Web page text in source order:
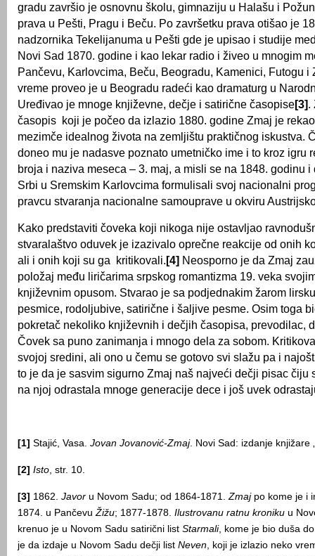
gradu završio je osnovnu školu, gimnaziju u Halašu i
prava u Pešti, Pragu i Beču. Po završetku prava otišao je
nadzornika Tekelijanuma u Pešti gde je upisao i studije
Novi Sad 1870. godine i kao lekar radio i živeo u mnogim
Pančevu, Karlovcima, Beču, Beogradu, Kamenici, Futogu i
vreme proveo je u Beogradu radeći kao dramaturg u
Uređivao je mnoge književne, dečje i satirične časopise[3].
časopis koji je počeo da izlazio 1880. godine Zmaj je
mezimče idealnog života na zemljištu praktičnog iskustva.
doneo mu je nadasve poznato umetničko ime i to kroz igru
broja i naziva meseca – 3. maj, a misli se na 1848. godinu i
Srbi u Sremskim Karlovcima formulisali svoj nacionalni
pravcu stvaranja nacionalne samouprave u okviru
Kako predstaviti čoveka koji nikoga nije ostavljao
stvaralaštvo oduvek je izazivalo oprečne reakcije od onih
ali i onih koji su ga kritikovali.[4] Neosporno je da Zmaj
položaj među liričarima srpskog romantizma 19. veka
književnim opusom. Stvarao je sa podjednakim žarom
pesmice, rodoljubive, satirične i šaljive pesme. Osim toga
pokretač nekoliko književnih i dečjih časopisa, prevodilac,
Čovek sa puno zanimanja i mnogo dela za sobom.
svojoj sredini, ali ono u čemu se gotovo svi slažu pa i
to je da je sasvim sigurno Zmaj naš najveći dečji pisac čiju
na njoj odrastala mnoge generacije dece i još uvek
[1] Stajić, Vasa. Jovan Jovanović-Zmaj. Novi Sad: izdanje knjižare
[2] Isto, str. 10.
[3] 1862. Javor u Novom Sadu; od 1864-1871.Zmajpo kome je i
1874. u PančevuŽižu; 1877-1878. Ilustrovanu ratnu kroniku u
krenuo je u Novom Sadu satirični list Starmali, kome je bio duša
je da izdaje u Novom Sadu dečji list Neven, koji je izlazio neko